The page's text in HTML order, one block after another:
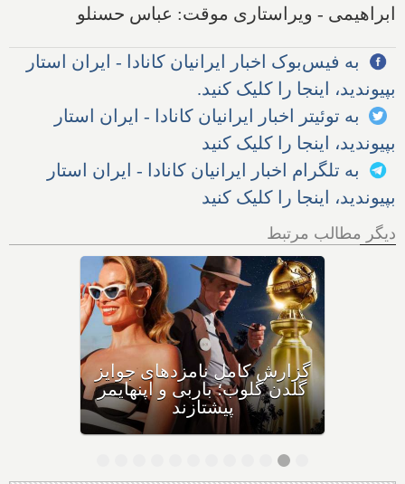
ابراهیمی - ویراستاری موقت: عباس حسنلو
به فیس‌بوک اخبار ایرانیان کانادا - ایران استار
بپیوندید، اینجا را کلیک کنید.
به توئیتر اخبار ایرانیان کانادا - ایران استار
بپیوندید، اینجا را کلیک کنید
به تلگرام اخبار ایرانیان کانادا - ایران استار
بپیوندید، اینجا را کلیک کنید
دیگر مطالب مرتبط
فیلم سینمایی نسخه پرشین
بیش از صد دقیقه تماشاگرانش
را با خنده و گریه و خاطره‌ای
زیبا بدرقه می‌کند